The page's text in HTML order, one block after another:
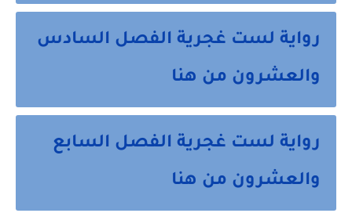
رواية لست غجرية الفصل السادس
والعشرون من هنا
رواية لست غجرية الفصل السابع
والعشرون من هنا